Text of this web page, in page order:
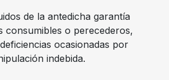
de la antedicha garantía
consumibles o perecederos,
ocasionadas por
indebida.